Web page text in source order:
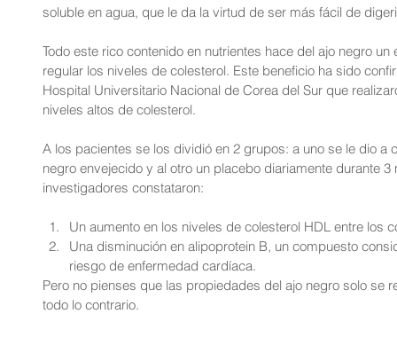
soluble en agua, que le da la virtud de ser más fácil de
Todo este rico contenido en nutrientes hace del ajo negro
regular los niveles de colesterol. Este beneficio ha sido
Hospital Universitario Nacional de Corea del Sur que
niveles altos de colesterol.
A los pacientes se los dividió en 2 grupos: a uno se le dio
negro envejecido y al otro un placebo diariamente durante
investigadores constataron:
Un aumento en los niveles de colesterol HDL entre
Una disminución en alipoprotein B, un compuesto
riesgo de enfermedad cardíaca.
Pero no pienses que las propiedades del ajo negro solo se
todo lo contrario.